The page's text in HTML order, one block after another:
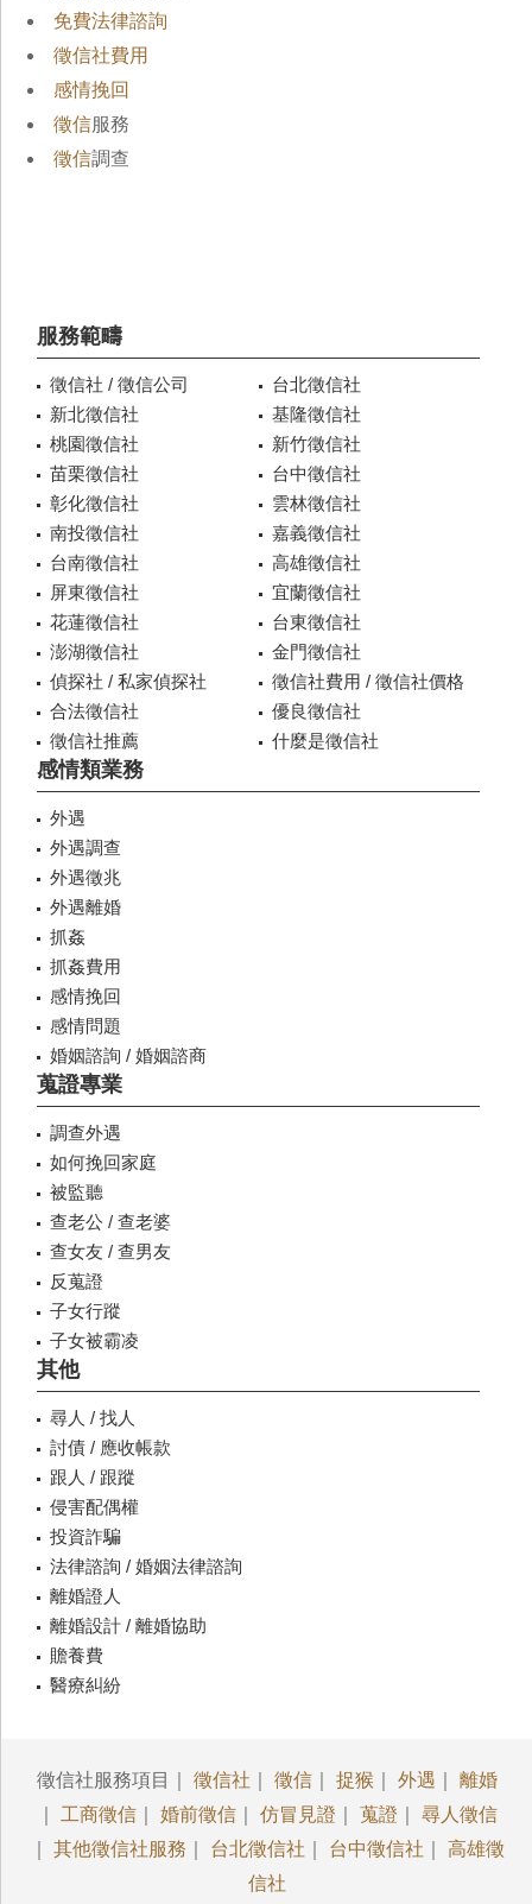
免費法律諮詢
徵信社費用
感情挽回
徵信服務
徵信調查
服務範疇
徵信社 / 徵信公司
台北徵信社
新北徵信社
基隆徵信社
桃園徵信社
新竹徵信社
苗栗徵信社
台中徵信社
彰化徵信社
雲林徵信社
南投徵信社
嘉義徵信社
台南徵信社
高雄徵信社
屏東徵信社
宜蘭徵信社
花蓮徵信社
台東徵信社
澎湖徵信社
金門徵信社
偵探社 / 私家偵探社
徵信社費用 / 徵信社價格
合法徵信社
優良徵信社
徵信社推薦
什麼是徵信社
感情類業務
外遇
外遇調查
外遇徵兆
外遇離婚
抓姦
抓姦費用
感情挽回
感情問題
婚姻諮詢 / 婚姻諮商
蒐證專業
調查外遇
如何挽回家庭
被監聽
查老公 / 查老婆
查女友 / 查男友
反蒐證
子女行蹤
子女被霸凌
其他
尋人 / 找人
討債 / 應收帳款
跟人 / 跟蹤
侵害配偶權
投資詐騙
法律諮詢 / 婚姻法律諮詢
離婚證人
離婚設計 / 離婚協助
贍養費
醫療糾紛
徵信社服務項目｜ 徵信社 徵信 捉猴 外遇
離婚
工商徵信 婚前徵信 仿冒見證 蒐證
尋人徵信
其他徵信社服務 台北徵信社 台中徵信社
高雄徵
信社